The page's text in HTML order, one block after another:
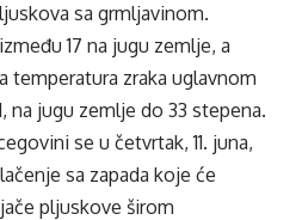
sa grmljavinom.
17 na jugu zemlje, a
temperatura zraka uglavnom
na jugu zemlje do 33 stepena.
se u četvrtak, 11. juna,
sa zapada koje će
pljuskove širom